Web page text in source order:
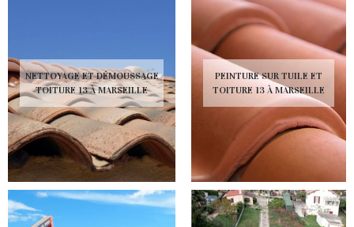
NETTOYAGE ET DÉMOUSSAGE
TOITURE 13 À MARSEILLE
PEINTURE SUR TUILE ET
TOITURE 13 À MARSEILLE